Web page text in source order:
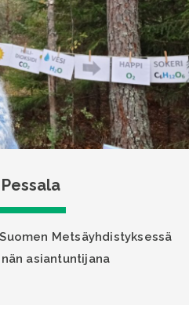
Metsäyhdistyksessä
asiantuntijana